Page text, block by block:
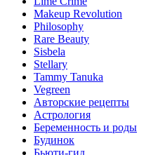
Makeup Revolution
Philosophy
Rare Beauty
Sisbela
Stellary
Tammy Tanuka
Vegreen
Авторские рецепты
Астрология
Беременность и роды
Будинок
Бьюти-гид